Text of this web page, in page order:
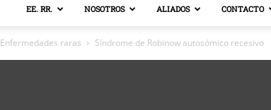
EE. RR. NOSOTROS ALIADOS CONTACTO
Enfermedades raras Síndrome de Robinow autosómico recesivo